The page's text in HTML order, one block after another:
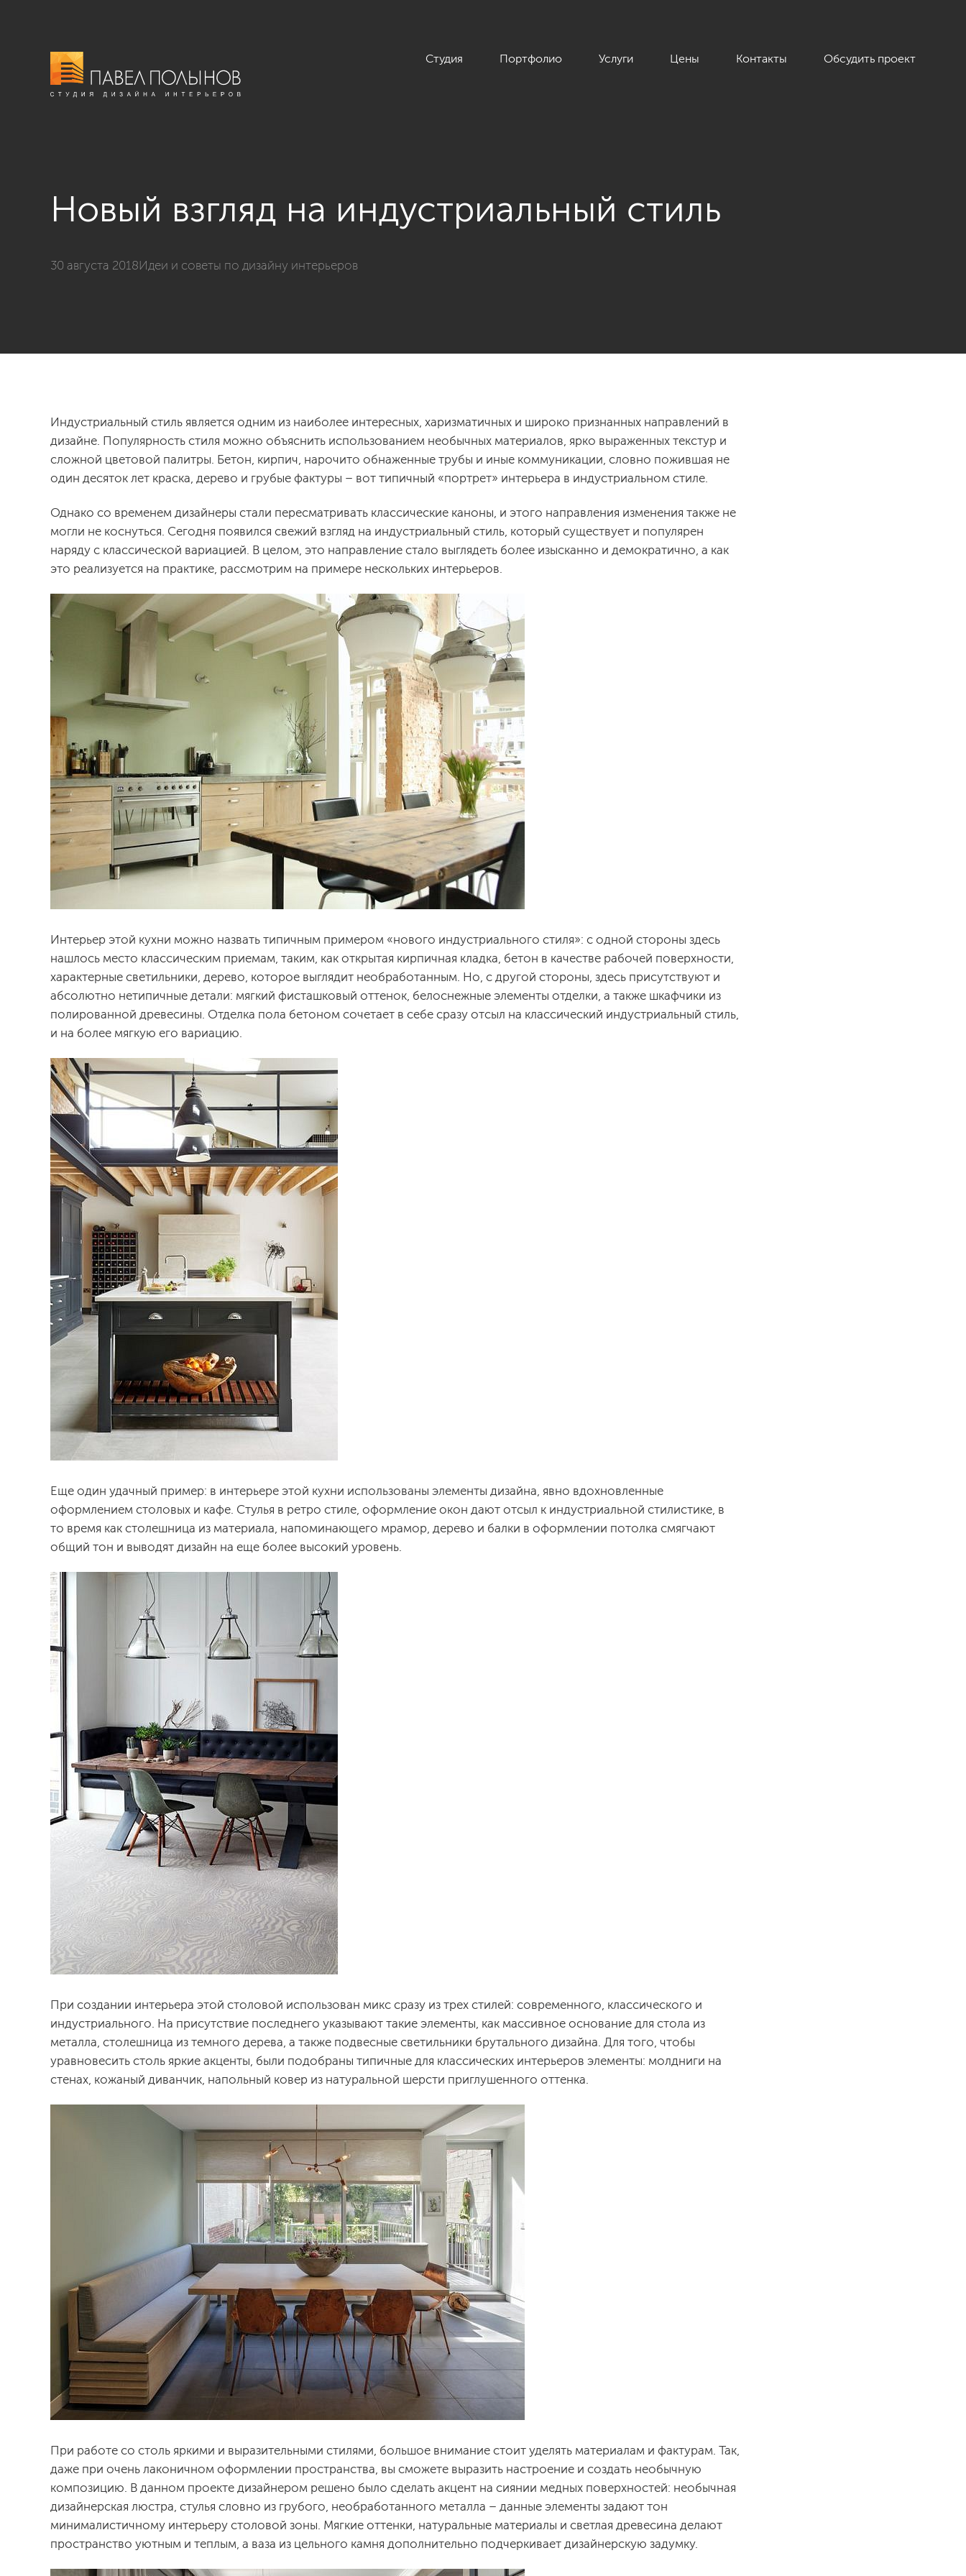
Студия Портфолио Услуги Цены Контакты Обсудить проект
Новый взгляд на индустриальный стиль
30 августа 2018Идеи и советы по дизайну интерьеров
Индустриальный стиль является одним из наиболее интересных, харизматичных и широко признанных направлений в
дизайне. Популярность стиля можно объяснить использованием необычных материалов, ярко выраженных текстур и
сложной цветовой палитры. Бетон, кирпич, нарочито обнаженные трубы и иные коммуникации, словно пожившая не
один десяток лет краска, дерево и грубые фактуры – вот типичный «портрет» интерьера в индустриальном стиле.
Однако со временем дизайнеры стали пересматривать классические каноны, и этого направления изменения также не
могли не коснуться. Сегодня появился свежий взгляд на индустриальный стиль, который существует и популярен
наряду с классической вариацией. В целом, это направление стало выглядеть более изысканно и демократично, а как
это реализуется на практике, рассмотрим на примере нескольких интерьеров.
Интерьер этой кухни можно назвать типичным примером «нового индустриального стиля»: с одной стороны здесь
нашлось место классическим приемам, таким, как открытая кирпичная кладка, бетон в качестве рабочей поверхности,
характерные светильники, дерево, которое выглядит необработанным. Но, с другой стороны, здесь присутствуют и
абсолютно нетипичные детали: мягкий фисташковый оттенок, белоснежные элементы отделки, а также шкафчики из
полированной древесины. Отделка пола бетоном сочетает в себе сразу отсыл на классический индустриальный стиль,
и на более мягкую его вариацию.
Еще один удачный пример: в интерьере этой кухни использованы элементы дизайна, явно вдохновленные
оформлением столовых и кафе. Стулья в ретро стиле, оформление окон дают отсыл к индустриальной стилистике, в
то время как столешница из материала, напоминающего мрамор, дерево и балки в оформлении потолка смягчают
общий тон и выводят дизайн на еще более высокий уровень.
При создании интерьера этой столовой использован микс сразу из трех стилей: современного, классического и
индустриального. На присутствие последнего указывают такие элементы, как массивное основание для стола из
металла, столешница из темного дерева, а также подвесные светильники брутального дизайна. Для того, чтобы
уравновесить столь яркие акценты, были подобраны типичные для классических интерьеров элементы: молдниги на
стенах, кожаный диванчик, напольный ковер из натуральной шерсти приглушенного оттенка.
При работе со столь яркими и выразительными стилями, большое внимание стоит уделять материалам и фактурам. Так,
даже при очень лаконичном оформлении пространства, вы сможете выразить настроение и создать необычную
композицию. В данном проекте дизайнером решено было сделать акцент на сиянии медных поверхностей: необычная
дизайнерская люстра, стулья словно из грубого, необработанного металла – данные элементы задают тон
минималистичному интерьеру столовой зоны. Мягкие оттенки, натуральные материалы и светлая древесина делают
пространство уютным и теплым, а ваза из цельного камня дополнительно подчеркивает дизайнерскую задумку.